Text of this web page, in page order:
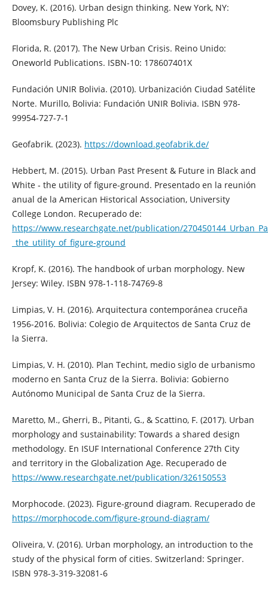
Dovey, K. (2016). Urban design thinking. New York, NY:
Bloomsbury Publishing Plc
Florida, R. (2017). The New Urban Crisis. Reino Unido:
Oneworld Publications. ISBN-10: 178607401X
Fundación UNIR Bolivia. (2010). Urbanización Ciudad Satélite
Norte. Murillo, Bolivia: Fundación UNIR Bolivia. ISBN 978-
99954-727-7-1
Geofabrik. (2023). https://download.geofabrik.de/
Hebbert, M. (2015). Urban Past Present & Future in Black and
White ‐ the utility of figure-ground. Presentado en la reunión
anual de la American Historical Association, University
College London. Recuperado de:
https://www.researchgate.net/publication/
_the_utility_of_figure-ground
Kropf, K. (2016). The handbook of urban morphology. New
Jersey: Wiley. ISBN 978-1-118-74769-8
Limpias, V. H. (2016). Arquitectura contemporánea cruceña
1956-2016. Bolivia: Colegio de Arquitectos de Santa Cruz de
la Sierra.
Limpias, V. H. (2010). Plan Techint, medio siglo de urbanismo
moderno en Santa Cruz de la Sierra. Bolivia: Gobierno
Autónomo Municipal de Santa Cruz de la Sierra.
Maretto, M., Gherri, B., Pitanti, G., & Scattino, F. (2017). Urban
morphology and sustainability: Towards a shared design
methodology. En ISUF International Conference 27th City
and territory in the Globalization Age. Recuperado de
https://www.researchgate.net/publication/326150553
Morphocode. (2023). Figure-ground diagram. Recuperado de
https://morphocode.com/figure-ground-diagram/
Oliveira, V. (2016). Urban morphology, an introduction to the
study of the physical form of cities. Switzerland: Springer.
ISBN 978-3-319-32081-6